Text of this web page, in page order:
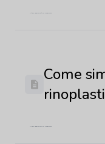
Ultimo aggiornamento: 29 maggio 2026
Come
Ultimo aggiornamento: 22 maggio 2026